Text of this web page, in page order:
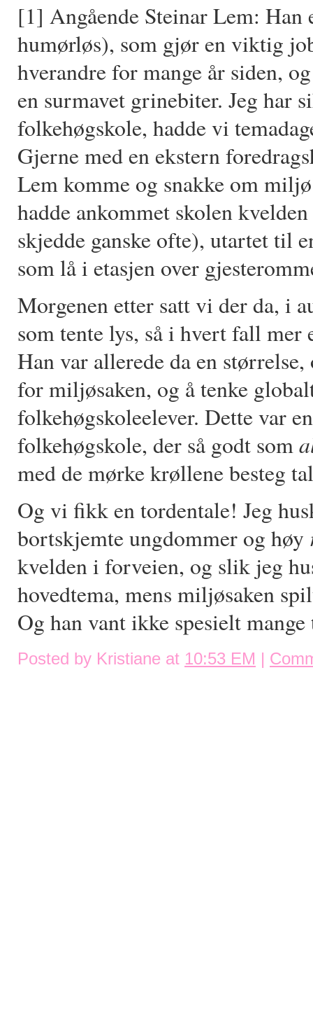
[1] Angående Steinar Lem:
humørløs), som gjør en viktig
hverandre for mange år siden,
en surmavet grinebiter. Jeg har
folkehøgskole, hadde vi
Gjerne med en ekstern
Lem komme og snakke om
hadde ankommet skolen
skjedde ganske ofte), utartet til
som lå i etasjen over
Morgenen etter satt vi der da, i
som tente lys, så i hvert fall
Han var allerede da en
for miljøsaken, og å tenke
folkehøgskoleelever. Dette var
folkehøgskole, der så godt som
med de mørke krøllene besteg
Og vi fikk en tordentale! Jeg
bortskjemte ungdommer og høy
kvelden i forveien, og slik jeg
hovedtema, mens miljøsaken
Og han vant ikke spesielt
Posted by Kristiane at 10:53 EM |